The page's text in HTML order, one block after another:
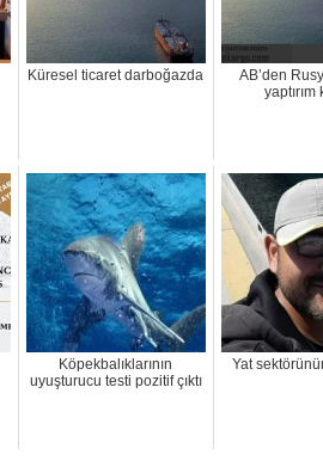
Küresel ticaret darboğazda
AB’den
yaptırım
Köpekbalıklarının
uyuşturucu testi pozitif çıktı
Yat